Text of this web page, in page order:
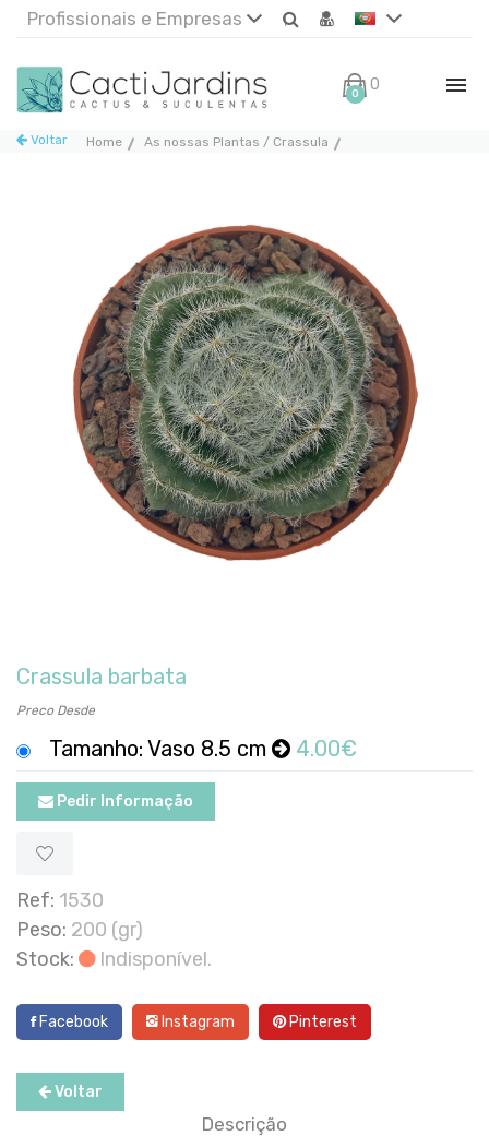
Profissionais e Empresas
0 0€
Home As nossas Plantas / Crassula
Voltar
Crassula barbata
Preco Desde
Tamanho: Vaso 8.5 cm 4.00€
Pedir Informação
Ref: 1530
Peso: 200 (gr)
Stock:
Indisponível.
Facebook Instagram Pinterest
Voltar
Descrição